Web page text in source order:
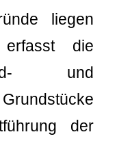
liegen
die
und
der